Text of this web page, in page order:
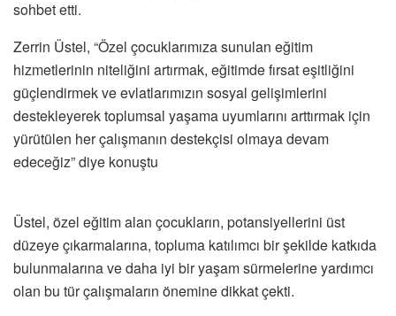
sohbet etti.
Zerrin Üstel, “Özel çocuklarımıza sunulan eğitim
hizmetlerinin niteliğini artırmak, eğitimde fırsat eşitliğini
güçlendirmek ve evlatlarımızın sosyal gelişimlerini
destekleyerek toplumsal yaşama uyumlarını arttırmak için
yürütülen her çalışmanın destekçisi olmaya devam
edeceğiz” diye konuştu
Üstel, özel eğitim alan çocukların, potansiyellerini üst
düzeye çıkarmalarına, topluma katılımcı bir şekilde katkıda
bulunmalarına ve daha iyi bir yaşam sürmelerine yardımcı
olan bu tür çalışmaların önemine dikkat çekti.